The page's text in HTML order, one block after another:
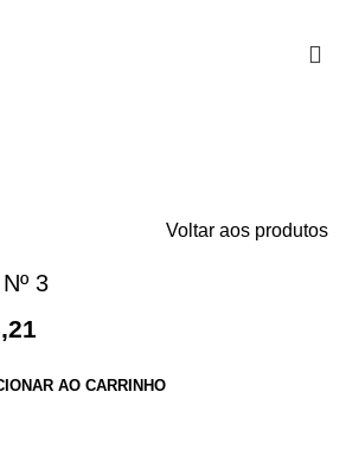
Voltar aos produtos
3
AO CARRINHO